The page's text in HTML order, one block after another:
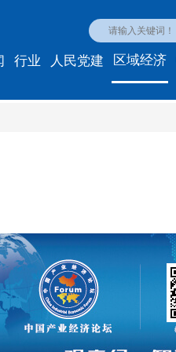
行业 人民党建 区域经济